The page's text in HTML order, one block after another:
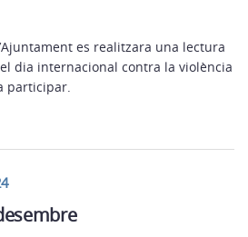
es realitzara una lectura
dia internacional contra la violència
participar.